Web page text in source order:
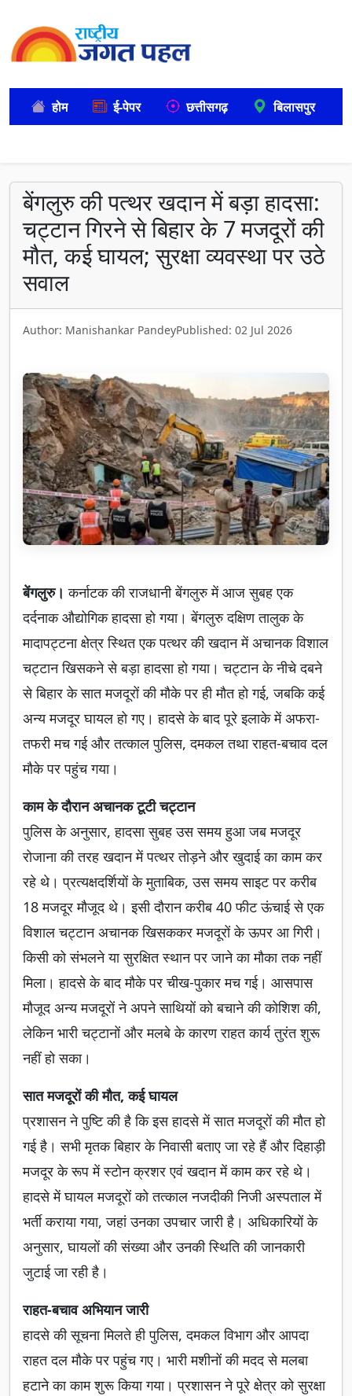
होम ई-पेपर छत्तीसगढ़ बिलासपुर
बेंगलुरु की पत्थर खदान में बड़ा हादसा:
चट्टान गिरने से बिहार के 7 मजदूरों की
मौत, कई घायल; सुरक्षा व्यवस्था पर उठे
सवाल
Author: Manishankar PandeyPublished: 02 Jul 2026
बेंगलुरु।कर्नाटक की राजधानी बेंगलुरु में आज सुबह एक
दर्दनाक औद्योगिक हादसा हो गया। बेंगलुरु दक्षिण तालुक के
मादापट्टना क्षेत्र स्थित एक पत्थर की खदान में अचानक विशाल
चट्टान खिसकने से बड़ा हादसा हो गया। चट्टान के नीचे दबने
से बिहार के सात मजदूरों की मौके पर ही मौत हो गई, जबकि कई
अन्य मजदूर घायल हो गए। हादसे के बाद पूरे इलाके में अफरा-
तफरी मच गई और तत्काल पुलिस, दमकल तथा राहत-बचाव दल
मौके पर पहुंच गया।
काम के दौरान अचानक टूटी चट्टान
पुलिस के अनुसार, हादसा सुबह उस समय हुआ जब मजदूर
रोजाना की तरह खदान में पत्थर तोड़ने और खुदाई का काम कर
रहे थे। प्रत्यक्षदर्शियों के मुताबिक, उस समय साइट पर करीब
18 मजदूर मौजूद थे। इसी दौरान करीब 40 फीट ऊंचाई से एक
विशाल चट्टान अचानक खिसककर मजदूरों के ऊपर आ गिरी।
किसी को संभलने या सुरक्षित स्थान पर जाने का मौका तक नहीं
मिला। हादसे के बाद मौके पर चीख-पुकार मच गई। आसपास
मौजूद अन्य मजदूरों ने अपने साथियों को बचाने की कोशिश की,
लेकिन भारी चट्टानों और मलबे के कारण राहत कार्य तुरंत शुरू
नहीं हो सका।
सात मजदूरों की मौत, कई घायल
प्रशासन ने पुष्टि की है कि इस हादसे में सात मजदूरों की मौत हो
गई है। सभी मृतक बिहार के निवासी बताए जा रहे हैं और दिहाड़ी
मजदूर के रूप में स्टोन क्रशर एवं खदान में काम कर रहे थे।
हादसे में घायल मजदूरों को तत्काल नजदीकी निजी अस्पताल में
भर्ती कराया गया, जहां उनका उपचार जारी है। अधिकारियों के
अनुसार, घायलों की संख्या और उनकी स्थिति की जानकारी
जुटाई जा रही है।
राहत-बचाव अभियान जारी
हादसे की सूचना मिलते ही पुलिस, दमकल विभाग और आपदा
राहत दल मौके पर पहुंच गए। भारी मशीनों की मदद से मलबा
हटाने का काम शुरू किया गया। प्रशासन ने पूरे क्षेत्र को सुरक्षा